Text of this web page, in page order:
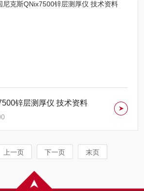
锌层测厚仪 技术资料
上一页 下一页 末页